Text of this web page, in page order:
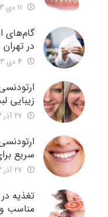
گام‌های
در تهران
زیبایی
سریع
تغذیه
مناسب